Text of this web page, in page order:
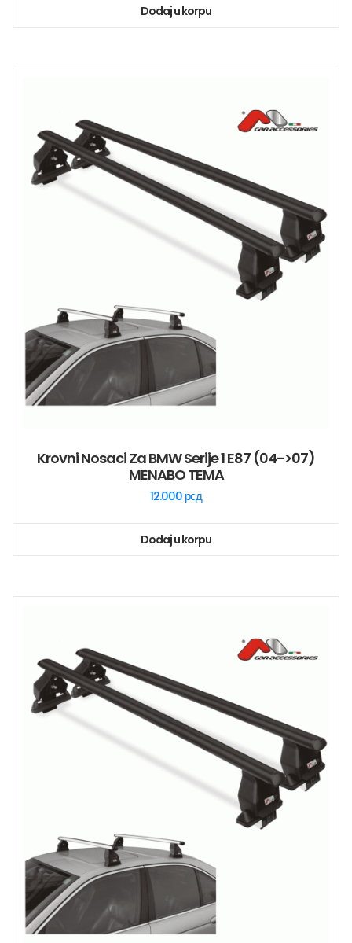
Dodaj u korpu
Krovni Nosaci Za BMW Serije 1 E87 (04->07)
MENABO TEMA
12.000 рсд
Dodaj u korpu